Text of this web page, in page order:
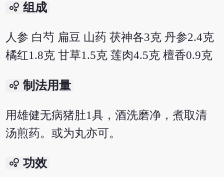
bubble_chart 组成
人参 白芍 扁豆 山药 茯神各3克 丹参2.4克
橘红1.8克 甘草1.5克 莲肉4.5克 檀香0.9克
bubble_chart 制法用量
用雄健无病猪肚1具，酒洗磨净，煮取清
汤煎药。或为丸亦可。
bubble_chart 功效